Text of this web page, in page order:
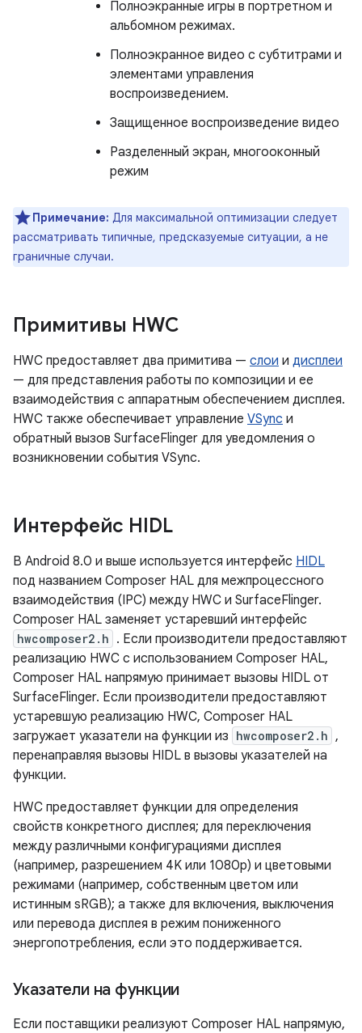
Полноэкранные игры в портретном и
альбомном режимах.
Полноэкранное видео с субтитрами и
элементами управления
воспроизведением.
Защищенное воспроизведение видео
Разделенный экран, многооконный
режим
Примечание: Для максимальной оптимизации следует
рассматривать типичные, предсказуемые ситуации, а не
граничные случаи.
Примитивы HWC
HWC предоставляет два примитива — слои и дисплеи
— для представления работы по композиции и ее
взаимодействия с аппаратным обеспечением дисплея.
HWC также обеспечивает управление VSync и
обратный вызов SurfaceFlinger для уведомления о
возникновении события VSync.
Интерфейс HIDL
В Android 8.0 и выше используется интерфейс HIDL
под названием Composer HAL для межпроцессного
взаимодействия (IPC) между HWC и SurfaceFlinger.
Composer HAL заменяет устаревший интерфейс
hwcomposer2.h . Если производители предоставляют
реализацию HWC с использованием Composer HAL,
Composer HAL напрямую принимает вызовы HIDL от
SurfaceFlinger. Если производители предоставляют
устаревшую реализацию HWC, Composer HAL
загружает указатели на функции из hwcomposer2.h ,
перенаправляя вызовы HIDL в вызовы указателей на
функции.
HWC предоставляет функции для определения
свойств конкретного дисплея; для переключения
между различными конфигурациями дисплея
(например, разрешением 4K или 1080p) и цветовыми
режимами (например, собственным цветом или
истинным sRGB); а также для включения, выключения
или перевода дисплея в режим пониженного
энергопотребления, если это поддерживается.
Указатели на функции
Если поставщики реализуют Composer HAL напрямую,